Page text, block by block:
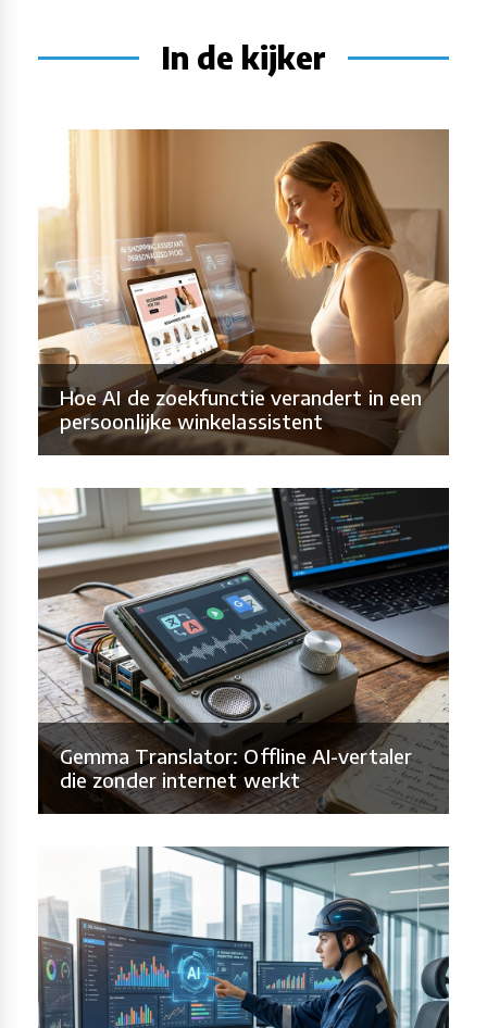
In de kijker
Hoe AI de zoekfunctie verandert in een
persoonlijke winkelassistent
Gemma Translator: Offline AI-vertaler
die zonder internet werkt